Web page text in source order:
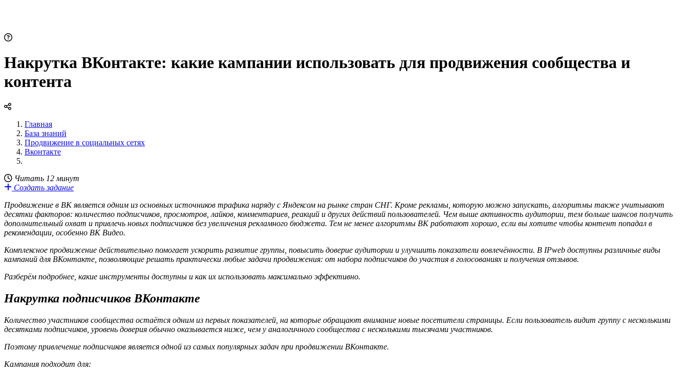
Накрутка ВКонтакте: какие кампании использовать для продвижения сообщества и
контента
Главная
База знаний
Продвижение в социальных сетях
Вконтакте
Читать 12 минут
Создать задание
Продвижение в ВК является одним из основных источников трафика наряду с Яндексом на рынке стран СНГ. Кроме рекламы, которую можно запускать, алгоритмы также учитывают
десятки факторов: количество подписчиков, просмотров, лайков, комментариев, реакций и других действий пользователей. Чем выше активность аудитории, тем больше шансов получить
дополнительный охват и привлечь новых подписчиков без увеличения рекламного бюджета. Тем не менее алгоритмы ВК работают хорошо, если вы хотите чтобы контент попадал в
рекомендации, особенно ВК Видео.
Комплексное продвижение действительно помогает ускорить развитие группы, повысить доверие аудитории и улучшить показатели вовлечённости. В IPweb доступны различные виды
кампаний для ВКонтакте, позволяющие решать практически любые задачи продвижения: от набора подписчиков до участия в голосованиях и получения отзывов.
Разберём подробнее, какие инструменты доступны и как их использовать максимально эффективно.
Накрутка подписчиков ВКонтакте
Количество участников сообщества остаётся одним из первых показателей, на которые обращают внимание новые посетители страницы. Если пользователь видит группу с несколькими
десятками подписчиков, уровень доверия обычно оказывается ниже, чем у аналогичного сообщества с несколькими тысячами участников.
Поэтому привлечение подписчиков является одной из самых популярных задач при продвижении ВКонтакте.
Кампания подходит для: